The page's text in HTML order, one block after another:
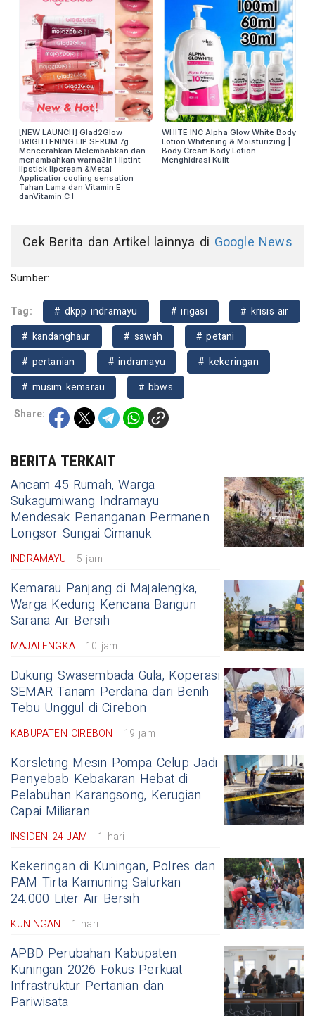
Cek Berita dan Artikel lainnya di Google News
Sumber:
Tag: # dkpp indramayu # irigasi
# krisis air
# kandanghaur
# sawah
# petani
# pertanian
# indramayu
# kekeringan
# musim kemarau
# bbws
Share:
BERITA TERKAIT
Ancam 45 Rumah, Warga
Sukagumiwang Indramayu
Mendesak Penanganan Permanen
Longsor Sungai Cimanuk
INDRAMAYU 5 jam
Kemarau Panjang di Majalengka,
Warga Kedung Kencana Bangun
Sarana Air Bersih
MAJALENGKA 10 jam
Dukung Swasembada Gula, Koperasi
SEMAR Tanam Perdana dari Benih
Tebu Unggul di Cirebon
KABUPATEN CIREBON 19 jam
Korsleting Mesin Pompa Celup Jadi
Penyebab Kebakaran Hebat di
Pelabuhan Karangsong, Kerugian
Capai Miliaran
INSIDEN 24 JAM 1 hari
Kekeringan di Kuningan, Polres dan
PAM Tirta Kamuning Salurkan
24.000 Liter Air Bersih
KUNINGAN 1 hari
APBD Perubahan Kabupaten
Kuningan 2026 Fokus Perkuat
Infrastruktur Pertanian dan
Pariwisata